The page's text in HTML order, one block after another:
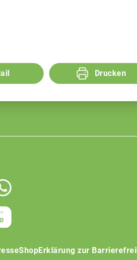
Drucken
ShopErklärung zur